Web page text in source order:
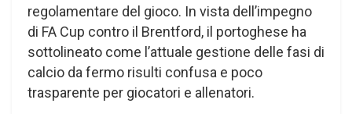
regolamentare del gioco. In vista dell’impegno
di FA Cup contro il Brentford, il portoghese ha
sottolineato come l’attuale gestione delle fasi di
calcio da fermo risulti confusa e poco
trasparente per giocatori e allenatori.